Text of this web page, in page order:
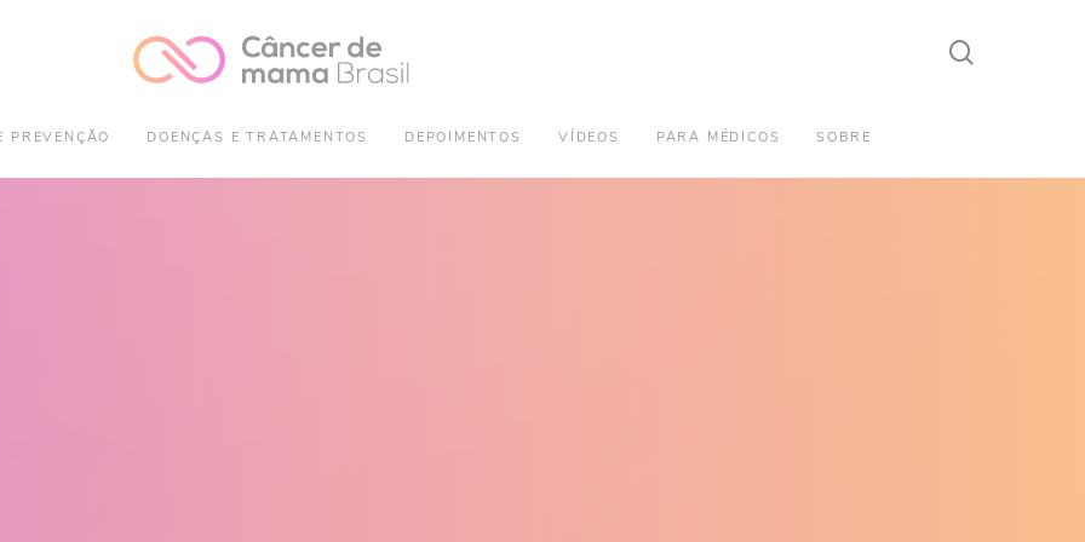
PREVENÇÃO DOENÇAS E TRATAMENTOS DEPOIMENTOS VÍDEOS PARA MÉDICOS SOBRE